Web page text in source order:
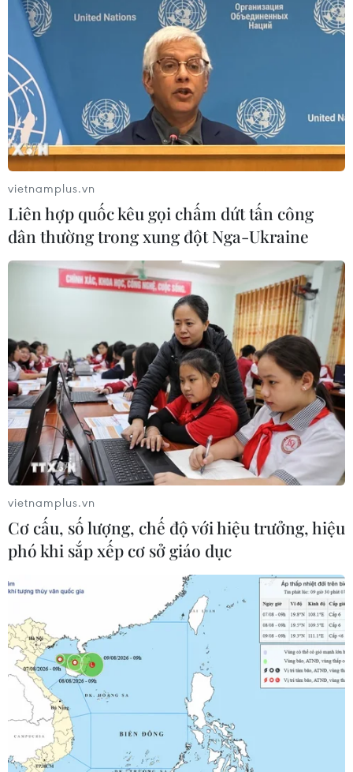
TIN CÙNG CHUYÊN MỤC
Chưa có bằng chứng truyền máu trẻ
giúp chống lão hóa
06/08/2026 23:16
Chó "không gây dị ứng" - bước tiến
mới của công nghệ chỉnh sửa gene
06/08/2026 13:42
vietnamplus.vn
Liên hợp quốc kêu gọi chấm dứt tấn công
dân thường trong xung đột Nga-Ukraine
vietnamplus.vn
Cơ cấu, số lượng, chế độ với hiệu trưởng, hiệu
phó khi sắp xếp cơ sở giáo dục